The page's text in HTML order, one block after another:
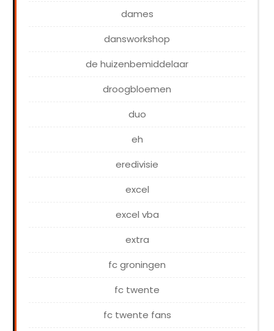
dames
dansworkshop
de huizenbemiddelaar
droogbloemen
duo
eh
eredivisie
excel
excel vba
extra
fc groningen
fc twente
fc twente fans